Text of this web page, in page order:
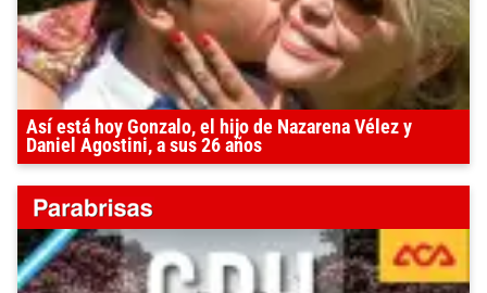
Así está hoy Gonzalo, el hijo de Nazarena Vélez y
Daniel Agostini, a sus 26 años